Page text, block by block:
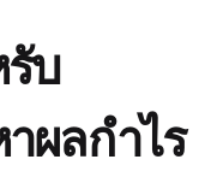
บ
ผลกำไร